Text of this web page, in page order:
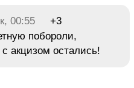
00:55
+3
побороли,
акцизом остались!